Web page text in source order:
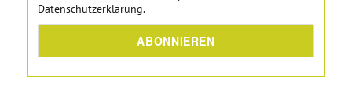
Datenschutzerklärung.